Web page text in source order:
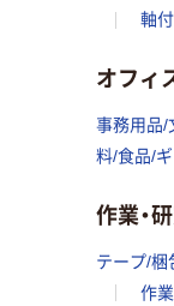
軸
オフィ
事務用品/
料/食品/
作業・
テープ/梱
作